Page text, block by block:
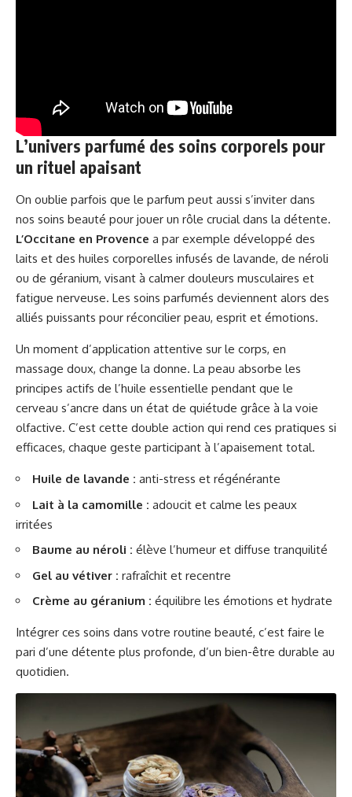
L’univers parfumé des soins corporels pour
un rituel apaisant
On oublie parfois que le parfum peut aussi s’inviter dans
nos soins beauté pour jouer un rôle crucial dans la détente.
L’Occitane en Provence a par exemple développé des
laits et des huiles corporelles infusés de lavande, de néroli
ou de géranium, visant à calmer douleurs musculaires et
fatigue nerveuse. Les soins parfumés deviennent alors des
alliés puissants pour réconcilier peau, esprit et émotions.
Un moment d’application attentive sur le corps, en
massage doux, change la donne. La peau absorbe les
principes actifs de l’huile essentielle pendant que le
cerveau s’ancre dans un état de quiétude grâce à la voie
olfactive. C’est cette double action qui rend ces pratiques si
efficaces, chaque geste participant à l’apaisement total.
Huile de lavande : anti-stress et régénérante
Lait à la camomille : adoucit et calme les peaux
irritées
Baume au néroli : élève l’humeur et diffuse tranquilité
Gel au vétiver : rafraîchit et recentre
Crème au géranium : équilibre les émotions et hydrate
Intégrer ces soins dans votre routine beauté, c’est faire le
pari d’une détente plus profonde, d’un bien-être durable au
quotidien.